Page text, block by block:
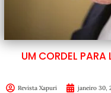
UM CORDEL PARA
Revista Xapuri janeiro 30,